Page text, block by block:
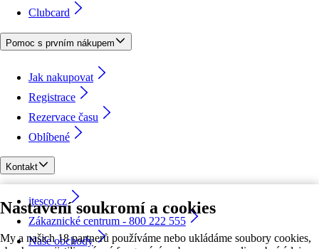
Nastavení soukromí a cookies
My a našich 18 partnerů používáme nebo ukládáme soubory cookies,
Clubcard
Pomoc s prvním nákupem
Jak nakupovat
Registrace
Rezervace času
Oblíbené
Kontakt
itesco.cz
Zákaznické centrum - 800 222 555
Naše obchody